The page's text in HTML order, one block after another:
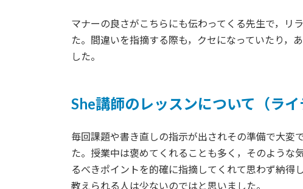
マナーの良さがこちらにも伝わってくる先生で，リ
た。間違いを指摘する際も，クセになっていたり，
した。
She講師のレッスンについて（ライ
毎回課題や書き直しの指示が出されその準備で大変
た。授業中は褒めてくれることも多く，そのような
るべきポイントを的確に指摘してくれて思わず納得
教えられる人は少ないのではと思いました。